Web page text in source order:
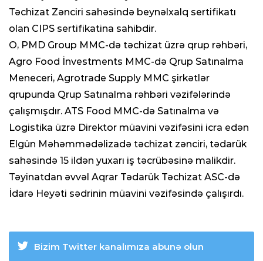
Təchizat Zənciri sahəsində beynəlxalq sertifikatı
olan CIPS sertifikatina sahibdir.
O, PMD Group MMC-də təchizat üzrə qrup rəhbəri,
Agro Food İnvestments MMC-də Qrup Satınalma
Meneceri, Agrotrade Supply MMC şirkətlər
qrupunda Qrup Satınalma rəhbəri vəzifələrində
çalışmışdır. ATS Food MMC-də Satınalma və
Logistika üzrə Direktor müavini vəzifəsini icra edən
Elgün Məhəmmədəlizadə təchizat zənciri, tədarük
sahəsində 15 ildən yuxarı iş təcrübəsinə malikdir.
Təyinatdan əvvəl Aqrar Tədarük Təchizat ASC-də
İdarə Heyəti sədrinin müavini vəzifəsində çalışırdı.
Bizim Twitter kanalımıza abunə olun